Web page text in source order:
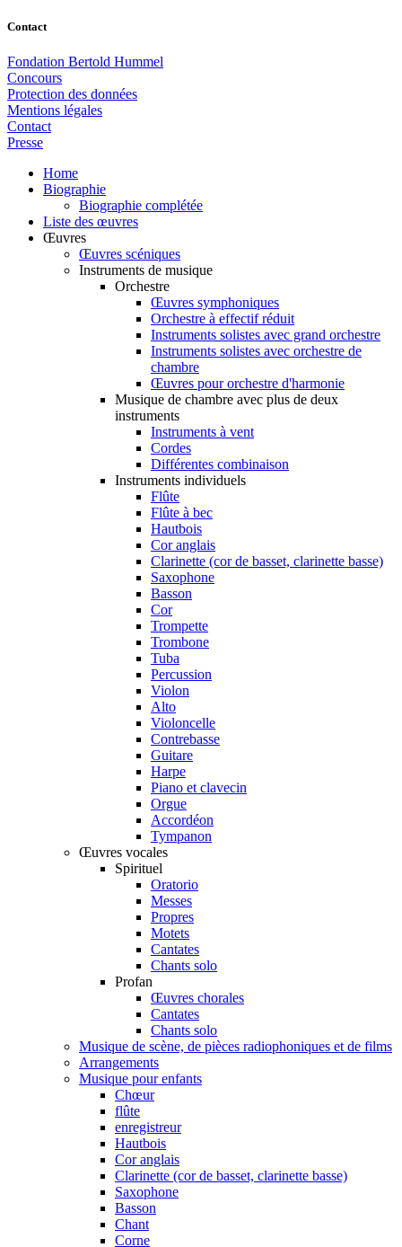
Contact
Fondation Bertold Hummel
Concours
Protection des données
Mentions légales
Contact
Presse
Home
Biographie
Biographie complétée
Liste des œuvres
Œuvres
Œuvres scéniques
Instruments de musique
Orchestre
Œuvres symphoniques
Orchestre à effectif réduit
Instruments solistes avec grand orchestre
Instruments solistes avec orchestre de
chambre
Œuvres pour orchestre d'harmonie
Musique de chambre avec plus de deux
instruments
Instruments à vent
Cordes
Différentes combinaison
Instruments individuels
Flûte
Flûte à bec
Hautbois
Cor anglais
Clarinette (cor de basset, clarinette basse)
Saxophone
Basson
Cor
Trompette
Trombone
Tuba
Percussion
Violon
Alto
Violoncelle
Contrebasse
Guitare
Harpe
Piano et clavecin
Orgue
Accordéon
Tympanon
Œuvres vocales
Spirituel
Oratorio
Messes
Propres
Motets
Cantates
Chants solo
Profan
Œuvres chorales
Cantates
Chants solo
Musique de scène, de pièces radiophoniques et de films
Arrangements
Musique pour enfants
Chœur
flûte
enregistreur
Hautbois
Cor anglais
Clarinette (cor de basset, clarinette basse)
Saxophone
Basson
Chant
Corne